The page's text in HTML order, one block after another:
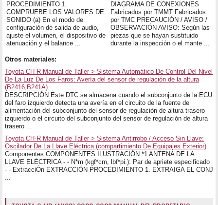
PROCEDIMIENTO 1.
COMPRUEBE LOS VALORES DE
SONIDO (a) En el modo de
configuración de salida de audio,
ajuste el volumen, el dispositivo de
atenuación y el balance ...
DIAGRAMA DE CONEXIONES
Fabricados por TMMT Fabricados
por TMC PRECAUCIÓN / AVISO /
OBSERVACIÓN AVISO: Según las
piezas que se hayan sustituido
durante la inspección o el mante ...
Otros materiales:
Toyota CH-R Manual de Taller > Sistema Automático De Control Del Nivel
De La Luz De Los Faros: Avería del sensor de regulación de la altura
(B2416,B241A)
DESCRIPCIÓN Este DTC se almacena cuando el subconjunto de la ECU
del faro izquierdo detecta una avería en el circuito de la fuente de
alimentación del subconjunto del sensor de regulación de altura trasero
izquierdo o el circuito del subconjunto del sensor de regulación de altura
trasero ...
Toyota CH-R Manual de Taller > Sistema Antirrobo / Acceso Sin Llave:
Oscilador De La Llave Eléctrica (compartimiento De Equipajes Exterior)
Componentes COMPONENTES ILUSTRACIÓN *1 ANTENA DE LA
LLAVE ELÉCTRICA - - N*m (kgf*cm, lbf*pi.): Par de apriete especificado
- - ExtracciÓn EXTRACCIÓN PROCEDIMIENTO 1. EXTRAIGA EL CONJ
...